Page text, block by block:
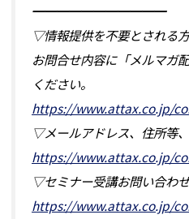
━━━━━━━━━━━
▽情報提供を不要とされる
お問合せ内容に「メルマガ
ください。
https://www.attax.co.jp/
▽メールアドレス、住所等
https://www.attax.co.jp/
▽セミナー受講お問い合わ
https://www.attax.co.jp/